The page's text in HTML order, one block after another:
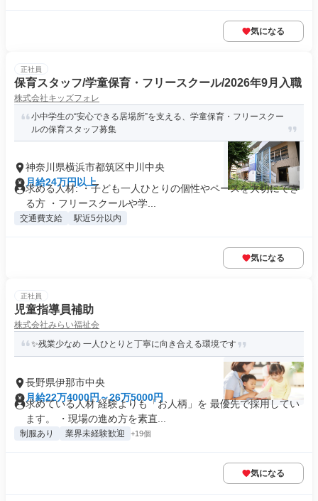
気になる
正社員
保育スタッフ/学童保育・フリースクール/2026年9月入職
株式会社キッズフォレ
小中学生の“安心できる居場所”を支える、学童保育・フリースクー
ルの保育スタッフ募集
神奈川県横浜市都筑区中川中央
月給24万円以上
求める人材: ・子ども一人ひとりの個性やペースを大切にでき
る方 ・フリースクールや学...
交通費支給 駅近5分以内
気になる
正社員
児童指導員補助
株式会社みらい福祉会
✨残業少なめ 一人ひとりと丁寧に向き合える環境です
長野県伊那市中央
月給22万4000円～26万5000円
求めている人材 経験よりも「お人柄」を 最優先で採用してい
ます。 ・現場の進め方を素直...
制服あり 業界未経験歓迎 +19個
気になる